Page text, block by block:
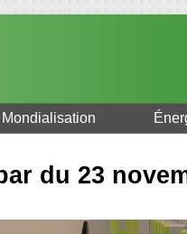
Mondialisation
du 23